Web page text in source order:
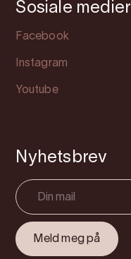
Sosiale medier
Facebook
Instagram
Youtube
Nyhetsbrev